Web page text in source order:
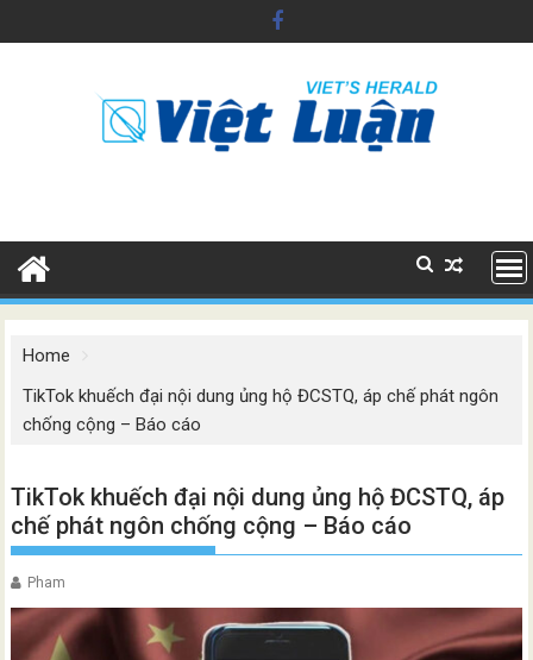
to
Home
TikTok khuếch đại nội dung ủng hộ ĐCSTQ, áp chế phát ngôn
chống cộng – Báo cáo
TikTok khuếch đại nội dung ủng hộ ĐCSTQ, áp
chế phát ngôn chống cộng – Báo cáo
Pham